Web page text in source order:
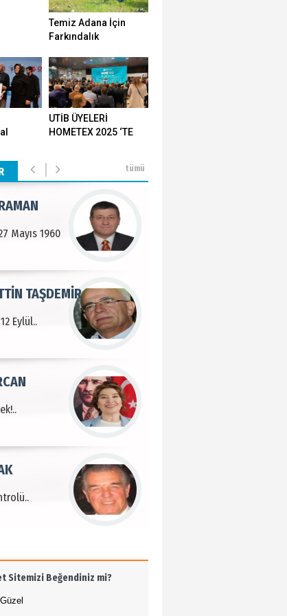
Temiz Adana İçin
Farkındalık
UTİB ÜYELERİ
HOMETEX 2025 ‘TE
tümü
Mayıs 1960
Eylül..
TAŞDEMİR
İnsanı Tosun
ÖZDEMİR
Sitemizi Beğendiniz mi?